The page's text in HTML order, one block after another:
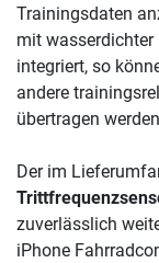
Trainingsdaten
mit
integriert, so
andere
übertragen
Der im
zuverlässlich
iPhone